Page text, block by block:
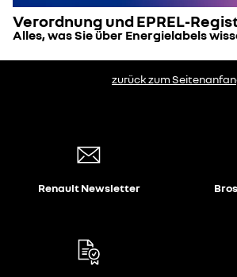
Verordnung und EPREL-
Alles, was Sie über Energielabels
zurück zum
Renault Newsletter